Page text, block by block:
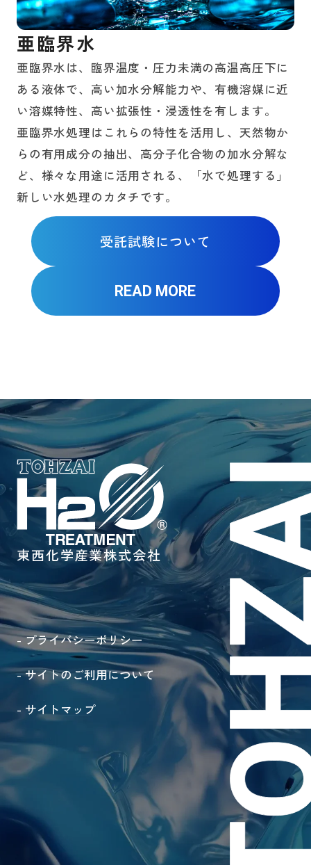
亜臨界水
亜臨界水は、臨界温度・圧力未満の高温高圧下に
ある液体で、高い加水分解能力や、有機溶媒に近
い溶媒特性、高い拡張性・浸透性を有します。
亜臨界水処理はこれらの特性を活用し、天然物か
らの有用成分の抽出、高分子化合物の加水分解な
ど、様々な用途に活用される、「水で処理する」
新しい水処理のカタチです。
受託試験について
READ MORE
東西化学産業株式会社
- プライバシーポリシー
- サイトのご利用について
- サイトマップ